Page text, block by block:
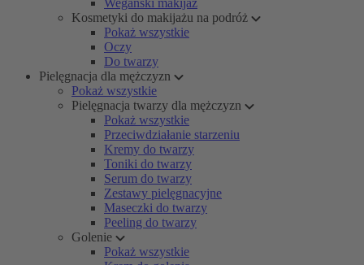
Wegański makijaż
Kosmetyki do makijażu na podróż
Pokaż wszystkie
Oczy
Do twarzy
Pielęgnacja dla mężczyzn
Pokaż wszystkie
Pielęgnacja twarzy dla mężczyzn
Pokaż wszystkie
Przeciwdziałanie starzeniu
Kremy do twarzy
Toniki do twarzy
Serum do twarzy
Zestawy pielęgnacyjne
Maseczki do twarzy
Peeling do twarzy
Golenie
Pokaż wszystkie